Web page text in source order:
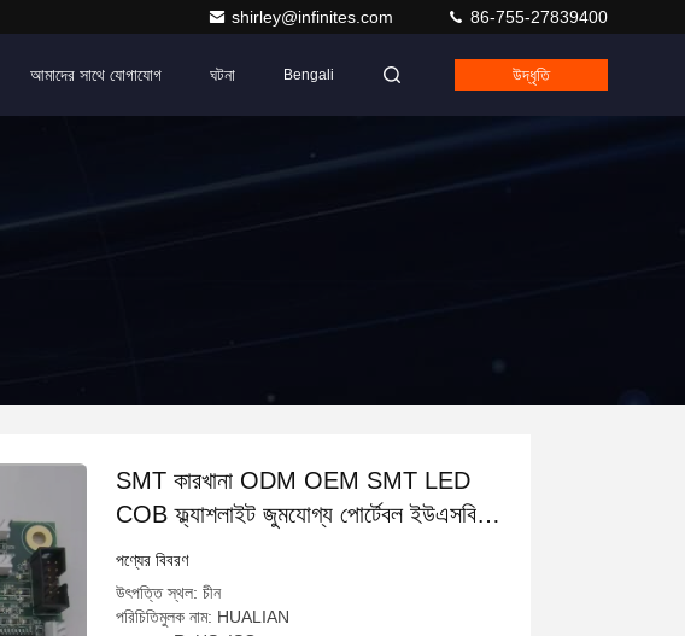
shirley@infinites.com 86-755-27839400
আমাদের সাথে যোগাযোগ ঘটনা Bengali উদ্ধৃতি
SMT কারখানা ODM OEM SMT LED
COB ফ্ল্যাশলাইট জুমযোগ্য পোর্টেবল ইউএসবি
পিসিবিএ
পণ্যের বিবরণ
উৎপত্তি স্থল: চীন
পরিচিতিমুলক নাম: HUALIAN